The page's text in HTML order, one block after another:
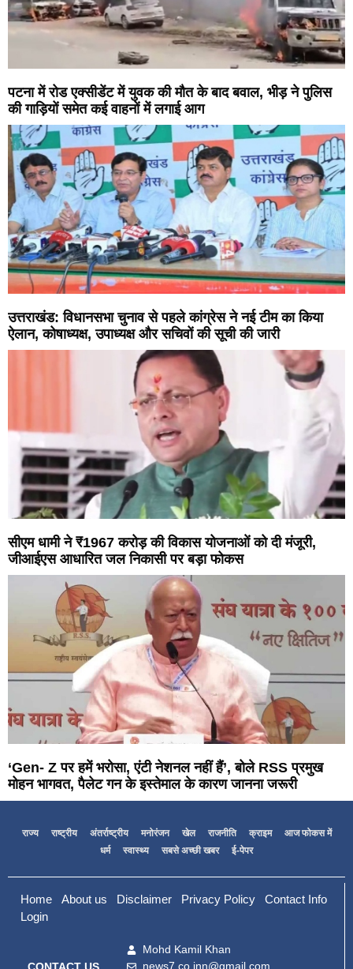
पटना में रोड एक्सीडेंट में युवक की मौत के बाद बवाल, भीड़ ने पुलिस
की गाड़ियों समेत कई वाहनों में लगाई आग
उत्तराखंड: विधानसभा चुनाव से पहले कांग्रेस ने नई टीम का किया
ऐलान, कोषाध्यक्ष, उपाध्यक्ष और सचिवों की सूची की जारी
सीएम धामी ने ₹1967 करोड़ की विकास योजनाओं को दी मंजूरी,
जीआईएस आधारित जल निकासी पर बड़ा फोकस
‘Gen- Z पर हमें भरोसा, एंटी नेशनल नहीं हैं’, बोले RSS प्रमुख
मोहन भागवत, पैलेट गन के इस्तेमाल के कारण जानना जरूरी
राज्य राष्ट्रीय अंतर्राष्ट्रीय मनोरंजन खेल राजनीति क्राइम
आज फोकस में
धर्म
स्वास्थ्य सबसे अच्छी खबर ई-पेपर
Home About us Disclaimer Privacy Policy
Contact Info
Login
Mohd Kamil Khan
news7.co.inn@gmail.com